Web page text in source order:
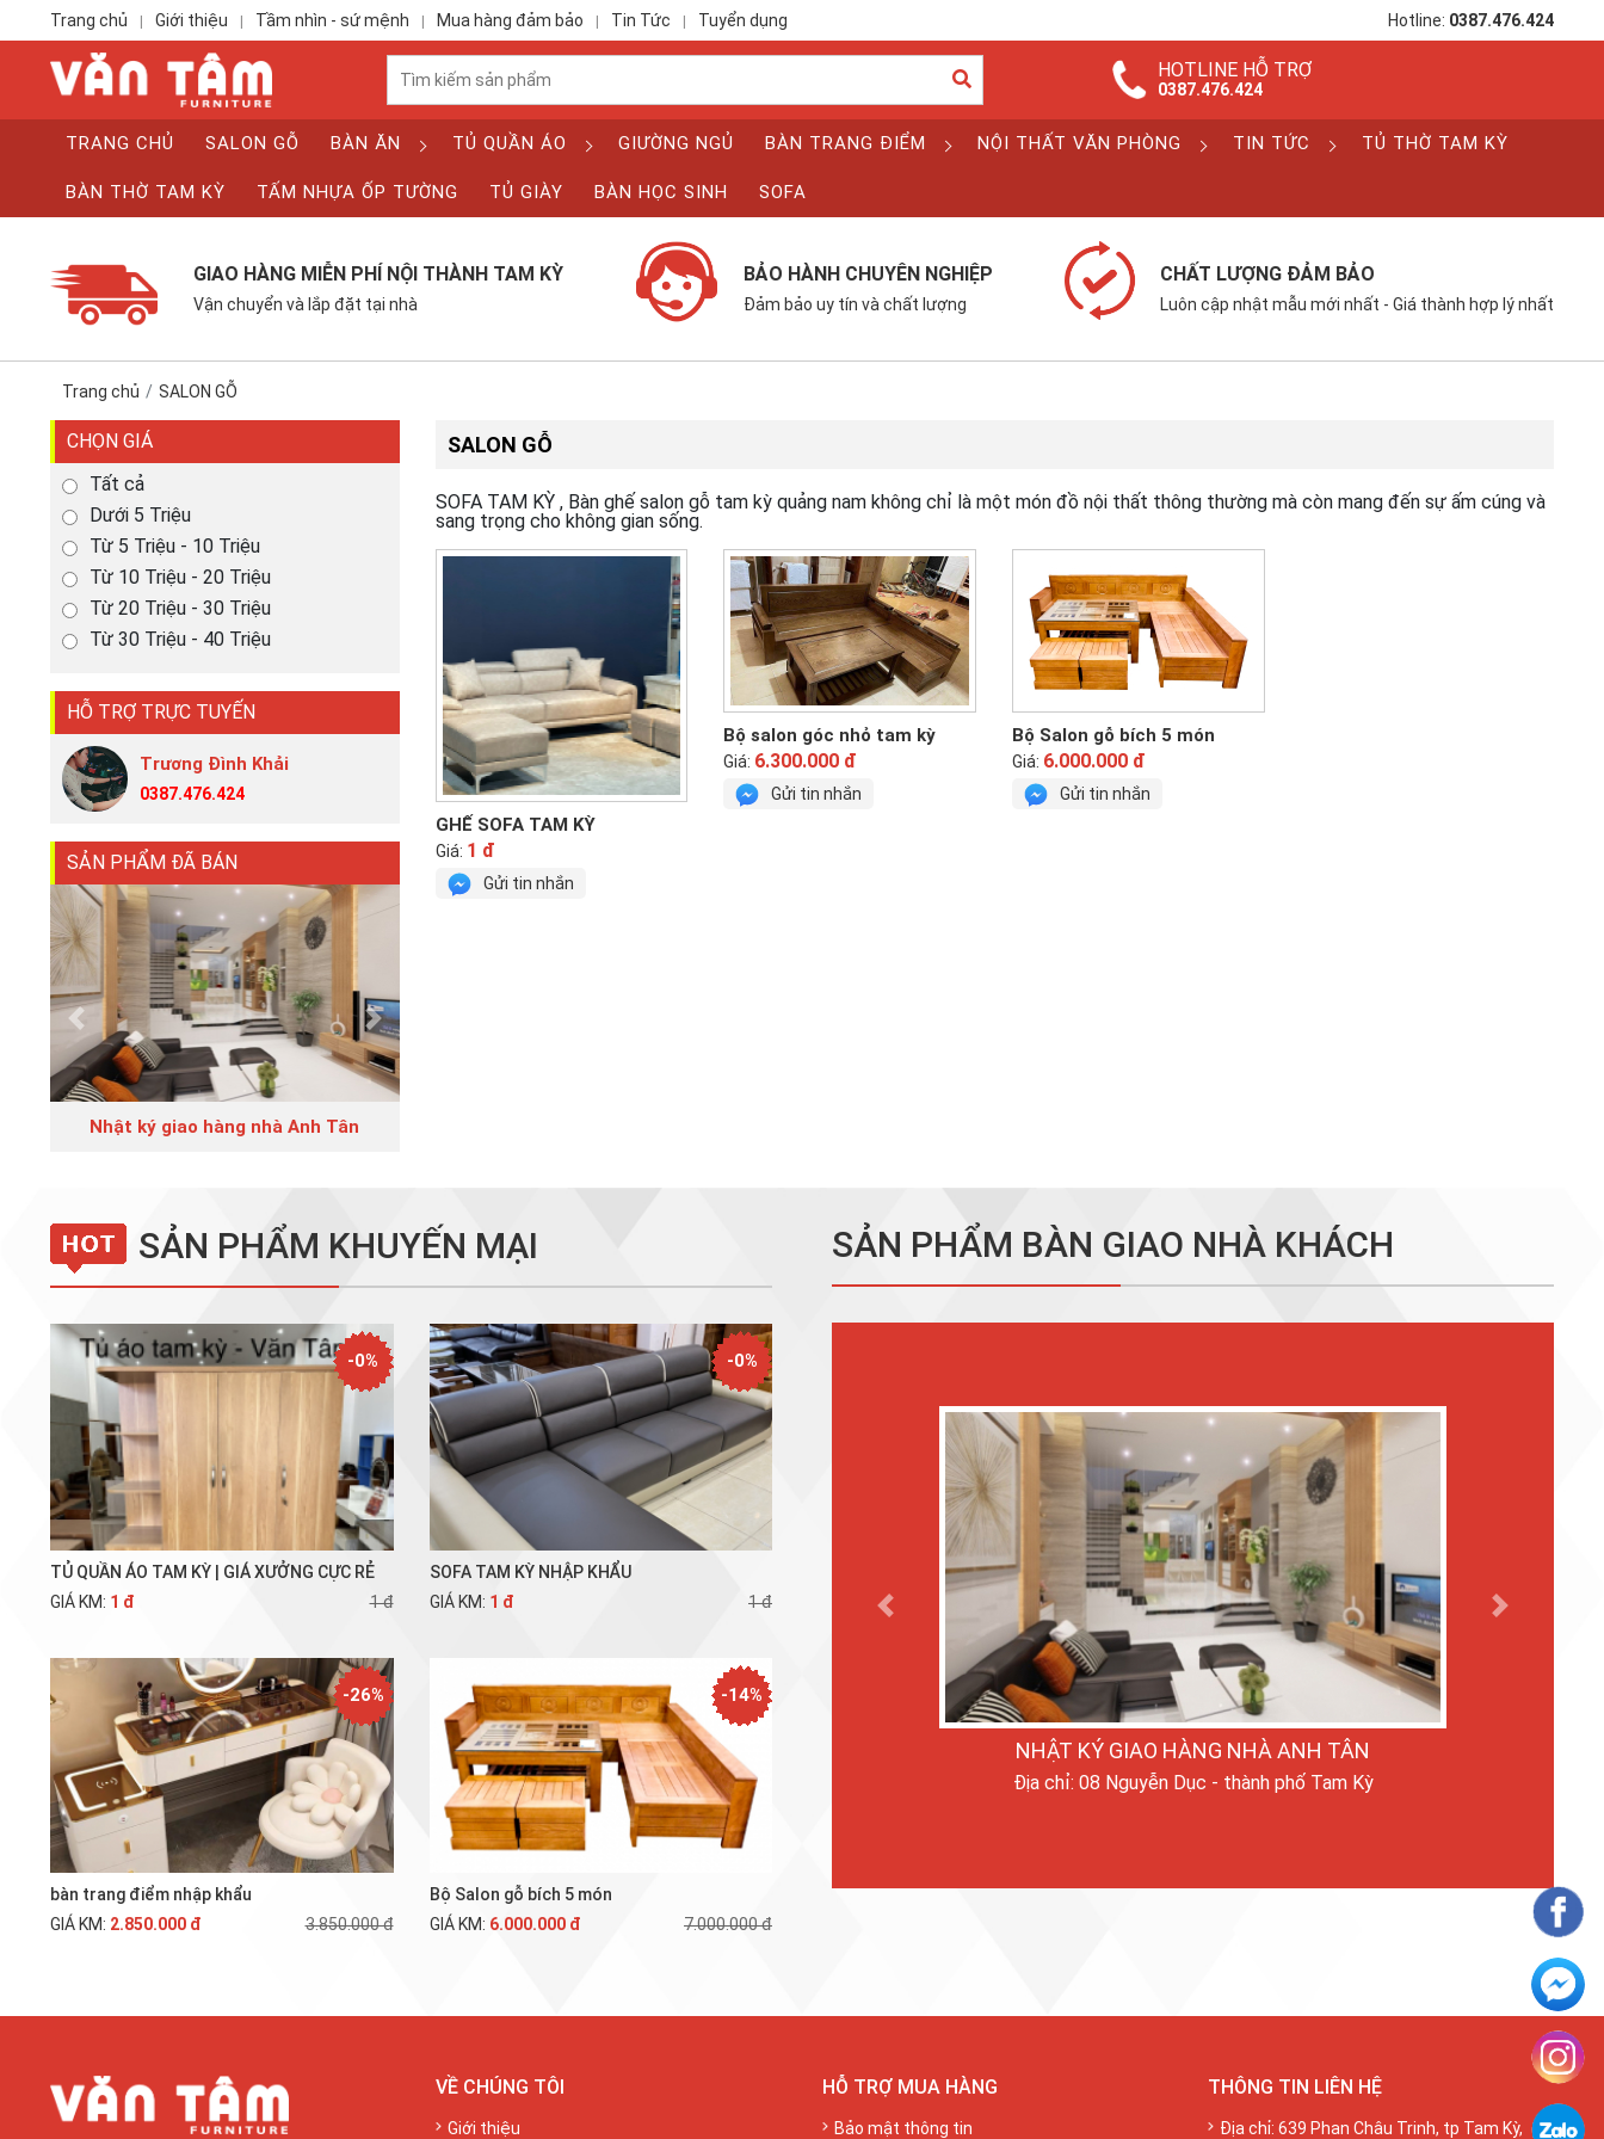
Trang chủ Giới thiệu Tầm nhìn - sứ mệnh Mua hàng đảm bảo Tin Tức Tuyển dụng Hotline: 0387.476.424
HOTLINE HỖ TRỢ
0387.476.424
TRANG CHỦ SALON GỖ BÀN ĂN TỦ QUẦN ÁO GIƯỜNG NGỦ BÀN TRANG ĐIỂM NỘI THẤT VĂN PHÒNG TIN TỨC TỦ THỜ TAM KỲ
BÀN THỜ TAM KỲ TẤM NHỰA ỐP TƯỜNG TỦ GIÀY BÀN HỌC SINH SOFA
GIAO HÀNG MIỄN PHÍ NỘI THÀNH TAM KỲ
Vận chuyển và lắp đặt tại nhà
BẢO HÀNH CHUYÊN NGHIỆP
Đảm bảo uy tín và chất lượng
CHẤT LƯỢNG ĐẢM BẢO
Luôn cập nhật mẫu mới nhất - Giá thành hợp lý nhất
Trang chủ SALON GỖ
CHỌN GIÁ
Tất cả
Dưới 5 Triệu
Từ 5 Triệu - 10 Triệu
Từ 10 Triệu - 20 Triệu
Từ 20 Triệu - 30 Triệu
Từ 30 Triệu - 40 Triệu
HỖ TRỢ TRỰC TUYẾN
Trương Đình Khải
0387.476.424
SẢN PHẨM ĐÃ BÁN
Nhật ký giao hàng nhà Anh Tân
Previous Next
SALON GỖ
SOFA TAM KỲ , Bàn ghế salon gỗ tam kỳ quảng nam không chỉ là một món đồ nội thất thông thường mà còn mang đến sự ấm cúng và
sang trọng cho không gian sống.
GHẾ SOFA TAM KỲ
Giá: 1 đ
Gửi tin nhắn
Bộ salon góc nhỏ tam kỳ
Giá: 6.300.000 đ
Gửi tin nhắn
Bộ Salon gỗ bích 5 món
Giá: 6.000.000 đ
Gửi tin nhắn
SẢN PHẨM KHUYẾN MẠI
TỦ QUẦN ÁO TAM KỲ | GIÁ XƯỞNG CỰC RẺ
GIÁ KM: 1 đ 1 đ
-0%
SOFA TAM KỲ NHẬP KHẨU
GIÁ KM: 1 đ 1 đ
-0%
bàn trang điểm nhập khẩu
GIÁ KM: 2.850.000 đ 3.850.000 đ
-26%
Bộ Salon gỗ bích 5 món
GIÁ KM: 6.000.000 đ 7.000.000 đ
-14%
SẢN PHẨM BÀN GIAO NHÀ KHÁCH
NHẬT KÝ GIAO HÀNG NHÀ ANH TÂN
Địa chỉ: 08 Nguyễn Dục - thành phố Tam Kỳ
Previous Next
VỀ CHÚNG TÔI
Giới thiệu
HỖ TRỢ MUA HÀNG
Bảo mật thông tin
THÔNG TIN LIÊN HỆ
Địa chỉ: 639 Phan Châu Trinh, tp Tam Kỳ,